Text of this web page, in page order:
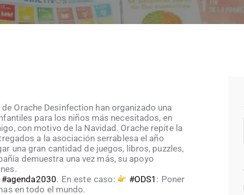
Orache Desinfection han organizado una
para los niños más necesitados, en
con motivo de la Navidad. Orache repite la
a la asociación serrablesa el año
una gran cantidad de juegos, libros, puzzles,
demuestra una vez más, su apoyo
#agenda2030. En este caso: #ODS1 : Poner
en todo el mundo.